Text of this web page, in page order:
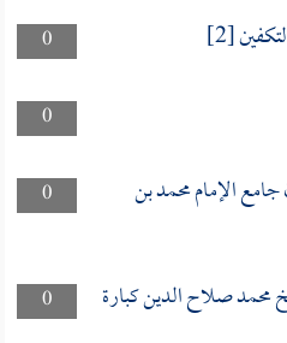
0
[2]
0
0
الإمام محمد بن
0
صلاح الدين كبارة